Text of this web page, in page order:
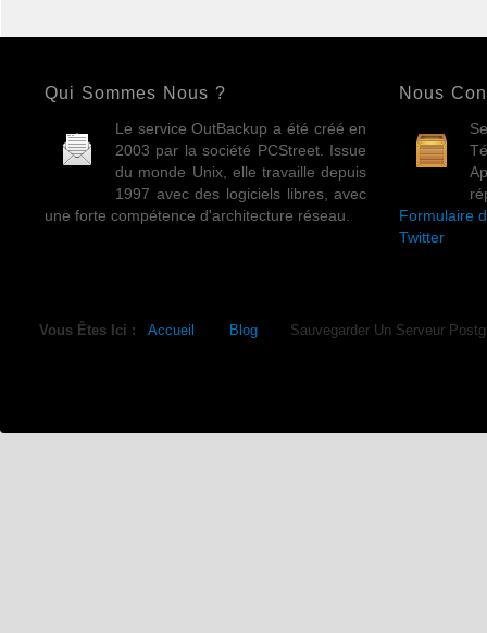
Qui Sommes Nous ?
Le service OutBackup a été créé en
2003 par la société PCStreet. Issue
du monde Unix, elle travaille depuis
1997 avec des logiciels libres, avec
une forte compétence d'architecture réseau.
Nous
Formulaire
Twitter
Vous Êtes Ici : Accueil Blog Sauvegarder Un Serveur